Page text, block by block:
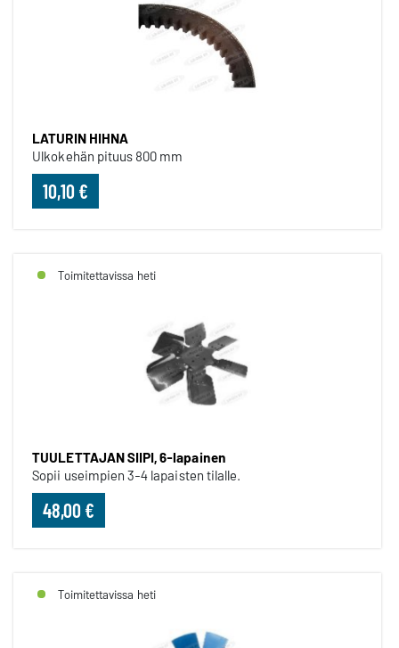
LATURIN HIHNA
Ulkokehän pituus 800 mm
10,10 €
Toimitettavissa heti
TUULETTAJAN SIIPI, 6-lapainen
Sopii useimpien 3-4 lapaisten tilalle.
48,00 €
Toimitettavissa heti